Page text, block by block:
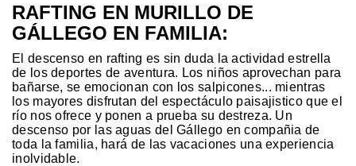
RAFTING EN MURILLO DE
GÁLLEGO EN FAMILIA:
El descenso en rafting es sin duda la actividad estrella
de los deportes de aventura. Los niños aprovechan para
bañarse, se emocionan con los salpicones... mientras
los mayores disfrutan del espectáculo paisajistico que el
río nos ofrece y ponen a prueba su destreza. Un
descenso por las aguas del Gállego en compañia de
toda la familia, hará de las vacaciones una experiencia
inolvidable.